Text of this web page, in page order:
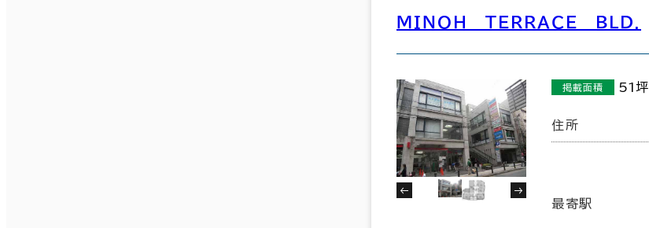
ＭＩＮＯＨ ＴＥＲＲＡＣＥ ＢＬＤ.
掲載面積 51坪
住所
最寄駅
中央区 (640) 西区
東淀川区 (8)
大阪市他区